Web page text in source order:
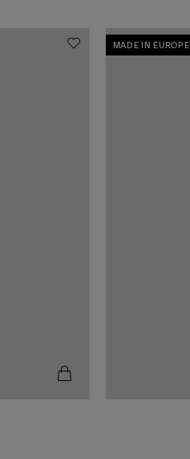
MADE IN EUROPE